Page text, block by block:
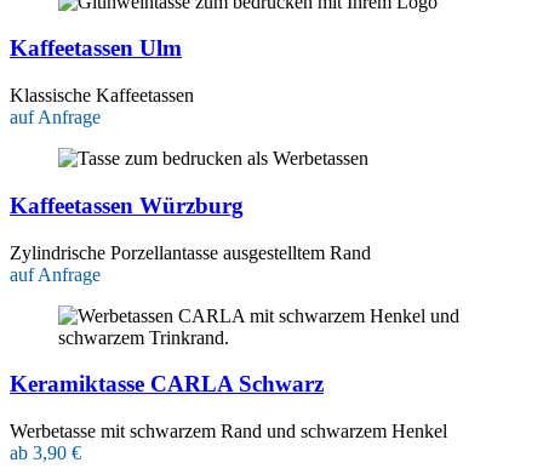
Kaffeetassen Ulm
Klassische Kaffeetassen
auf Anfrage
Kaffeetassen Würzburg
Zylindrische Porzellantasse ausgestelltem Rand
auf Anfrage
Keramiktasse CARLA Schwarz
Werbetasse mit schwarzem Rand und schwarzem Henkel
ab 3,90 €